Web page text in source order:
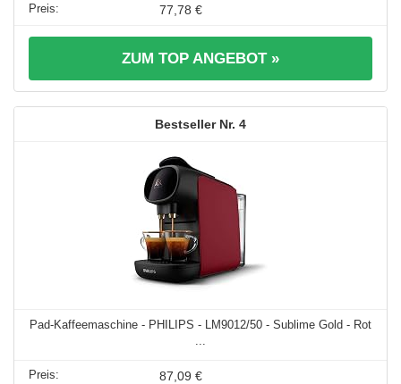
77,78 €
ZUM TOP ANGEBOT »
4
Pad-Kaffeemaschine - PHILIPS - LM9012/50 - Sublime Gold - Rot
87,09 €